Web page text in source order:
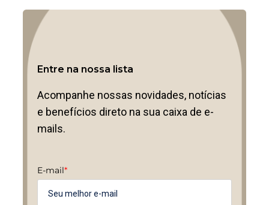
Entre na nossa lista
Acompanhe nossas novidades, notícias
e benefícios direto na sua caixa de e-
mails.
E-mail*